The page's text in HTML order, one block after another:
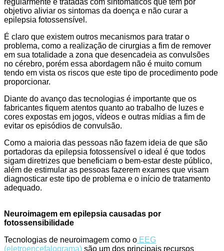
objetivo aliviar os sintomas da doença e não curar a
epilepsia fotossensível.
É claro que existem outros mecanismos para tratar o
problema, como a realização de cirurgias a fim de remover
em sua totalidade a zona que desencadeia as convulsões
no cérebro, porém essa abordagem não é muito comum
tendo em vista os riscos que este tipo de procedimento pode
proporcionar.
Diante do avanço das tecnologias é importante que os
fabricantes fiquem atentos quanto ao trabalho de luzes e
cores expostas em jogos, vídeos e outras mídias a fim de
evitar os episódios de convulsão.
Como a maioria das pessoas não fazem ideia de que são
portadoras da epilepsia fotossensível o ideal é que todos
sigam diretrizes que beneficiam o bem-estar deste público,
além de estimular as pessoas fazerem exames que visam
diagnosticar este tipo de problema e o início de tratamento
adequado.
Neuroimagem em epilepsia causadas por
fotossensibilidade
Tecnologias de neuroimagem como o EEG
(eletroencefalograma) são um dos principais recursos